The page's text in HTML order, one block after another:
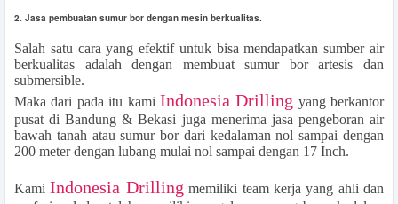
2. Jasa pembuatan sumur bor dengan mesin berkualitas.
Salah satu cara yang efektif untuk bisa mendapatkan sumber air
berkualitas adalah dengan membuat sumur bor artesis dan
submersible.
Maka dari pada itu kami Indonesia Drilling yang berkantor
pusat di Bandung & Bekasi juga menerima jasa pengeboran air
bawah tanah atau sumur bor dari kedalaman nol sampai dengan
200 meter dengan lubang mulai nol sampai dengan 17 Inch.
Kami Indonesia Drilling memiliki team kerja yang ahli dan